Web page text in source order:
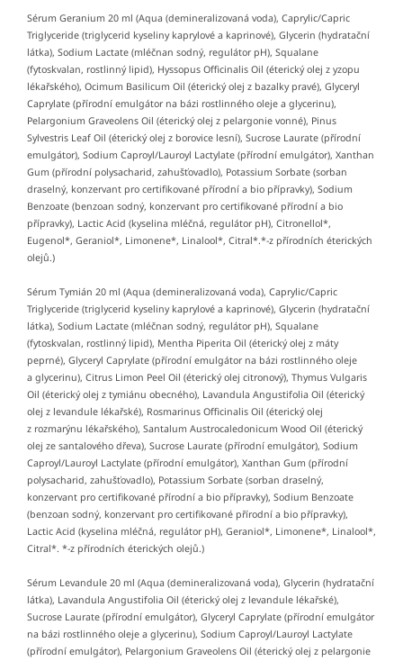
Sérum Geranium 20 ml (Aqua (demineralizovaná voda), Caprylic/Capric
Triglyceride (triglycerid kyseliny kaprylové a kaprinové), Glycerin (hydratační
látka), Sodium Lactate (mléčnan sodný, regulátor pH), Squalane
(fytoskvalan, rostlinný lipid), Hyssopus Officinalis Oil (éterický olej z yzopu
lékařského), Ocimum Basilicum Oil (éterický olej z bazalky pravé), Glyceryl
Caprylate (přírodní emulgátor na bázi rostlinného oleje a glycerinu),
Pelargonium Graveolens Oil (éterický olej z pelargonie vonné), Pinus
Sylvestris Leaf Oil (éterický olej z borovice lesní), Sucrose Laurate (přírodní
emulgátor), Sodium Caproyl/Lauroyl Lactylate (přírodní emulgátor), Xanthan
Gum (přírodní polysacharid, zahušťovadlo), Potassium Sorbate (sorban
draselný, konzervant pro certifikované přírodní a bio přípravky), Sodium
Benzoate (benzoan sodný, konzervant pro certifikované přírodní a bio
přípravky), Lactic Acid (kyselina mléčná, regulátor pH), Citronellol*,
Eugenol*, Geraniol*, Limonene*, Linalool*, Citral*.*-z přírodních éterických
olejů.)
Sérum Tymián 20 ml (Aqua (demineralizovaná voda), Caprylic/Capric
Triglyceride (triglycerid kyseliny kaprylové a kaprinové), Glycerin (hydratační
látka), Sodium Lactate (mléčnan sodný, regulátor pH), Squalane
(fytoskvalan, rostlinný lipid), Mentha Piperita Oil (éterický olej z máty
peprné), Glyceryl Caprylate (přírodní emulgátor na bázi rostlinného oleje
a glycerinu), Citrus Limon Peel Oil (éterický olej citronový), Thymus Vulgaris
Oil (éterický olej z tymiánu obecného), Lavandula Angustifolia Oil (éterický
olej z levandule lékařské), Rosmarinus Officinalis Oil (éterický olej
z rozmarýnu lékařského), Santalum Austrocaledonicum Wood Oil (éterický
olej ze santalového dřeva), Sucrose Laurate (přírodní emulgátor), Sodium
Caproyl/Lauroyl Lactylate (přírodní emulgátor), Xanthan Gum (přírodní
polysacharid, zahušťovadlo), Potassium Sorbate (sorban draselný,
konzervant pro certifikované přírodní a bio přípravky), Sodium Benzoate
(benzoan sodný, konzervant pro certifikované přírodní a bio přípravky),
Lactic Acid (kyselina mléčná, regulátor pH), Geraniol*, Limonene*, Linalool*,
Citral*. *-z přírodních éterických olejů.)
Sérum Levandule 20 ml (Aqua (demineralizovaná voda), Glycerin (hydratační
látka), Lavandula Angustifolia Oil (éterický olej z levandule lékařské),
Sucrose Laurate (přírodní emulgátor), Glyceryl Caprylate (přírodní emulgátor
na bázi rostlinného oleje a glycerinu), Sodium Caproyl/Lauroyl Lactylate
(přírodní emulgátor), Pelargonium Graveolens Oil (éterický olej z pelargonie